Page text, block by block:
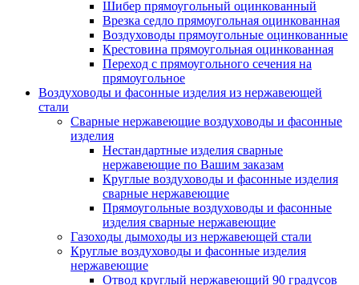
Шибер прямоугольный оцинкованный
Врезка седло прямоугольная оцинкованная
Воздуховоды прямоугольные оцинкованные
Крестовина прямоугольная оцинкованная
Переход с прямоугольного сечения на
прямоугольное
Воздуховоды и фасонные изделия из нержавеющей
стали
Сварные нержавеющие воздуховоды и фасонные
изделия
Нестандартные изделия сварные
нержавеющие по Вашим заказам
Круглые воздуховоды и фасонные изделия
сварные нержавеющие
Прямоугольные воздуховоды и фасонные
изделия сварные нержавеющие
Газоходы дымоходы из нержавеющей стали
Круглые воздуховоды и фасонные изделия
нержавеющие
Отвод круглый нержавеющий 90 градусов